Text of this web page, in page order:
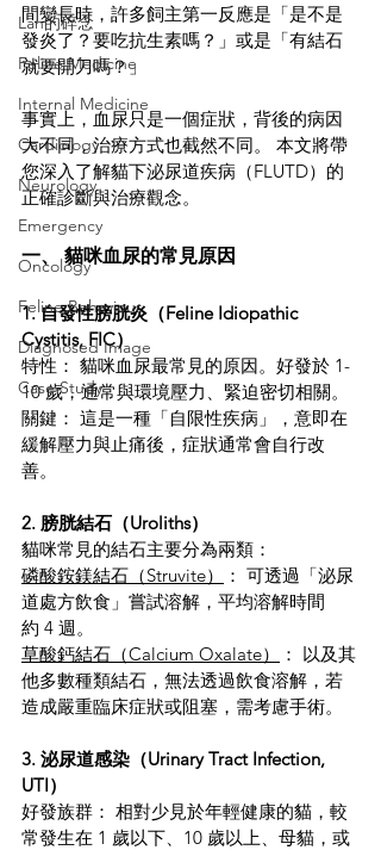
Lan的碎念
Feline Medicine
Internal Medicine
Cardiology
Neurology
Emergency
Oncology
Feline Behaviour
Diagnosed Image
Case Study
間變長時，許多飼主第一反應是「是不是
發炎了？要吃抗生素嗎？」或是「有結石
就要開刀嗎？」
事實上，血尿只是一個症狀，背後的病因
大不同，治療方式也截然不同。 本文將帶
您深入了解貓下泌尿道疾病（FLUTD）的
正確診斷與治療觀念。
一、 貓咪血尿的常見原因
1. 自發性膀胱炎（Feline Idiopathic
Cystitis, FIC）
特性： 貓咪血尿最常見的原因。好發於 1-
10 歲，通常與環境壓力、緊迫密切相關。
關鍵： 這是一種「自限性疾病」，意即在
緩解壓力與止痛後，症狀通常會自行改
善。
2. 膀胱結石（Uroliths）
貓咪常見的結石主要分為兩類：
磷酸銨鎂結石（Struvite）
： 可透過「泌尿
道處方飲食」嘗試溶解，平均溶解時間
約 4 週。
草酸鈣結石（Calcium Oxalate）
： 以及其
他多數種類結石，無法透過飲食溶解，若
造成嚴重臨床症狀或阻塞，需考慮手術。
3. 泌尿道感染（Urinary Tract Infection,
UTI）
好發族群： 相對少見於年輕健康的貓，較
常發生在 1 歲以下、10 歲以上、母貓，或